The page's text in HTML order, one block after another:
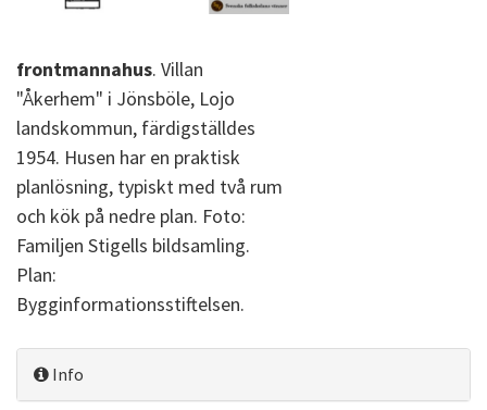
frontmannahus. Villan
"Åkerhem" i Jönsböle, Lojo
landskommun, färdigställdes
1954. Husen har en praktisk
planlösning, typiskt med två rum
och kök på nedre plan. Foto:
Familjen Stigells bildsamling.
Plan:
Bygginformationsstiftelsen.
Info